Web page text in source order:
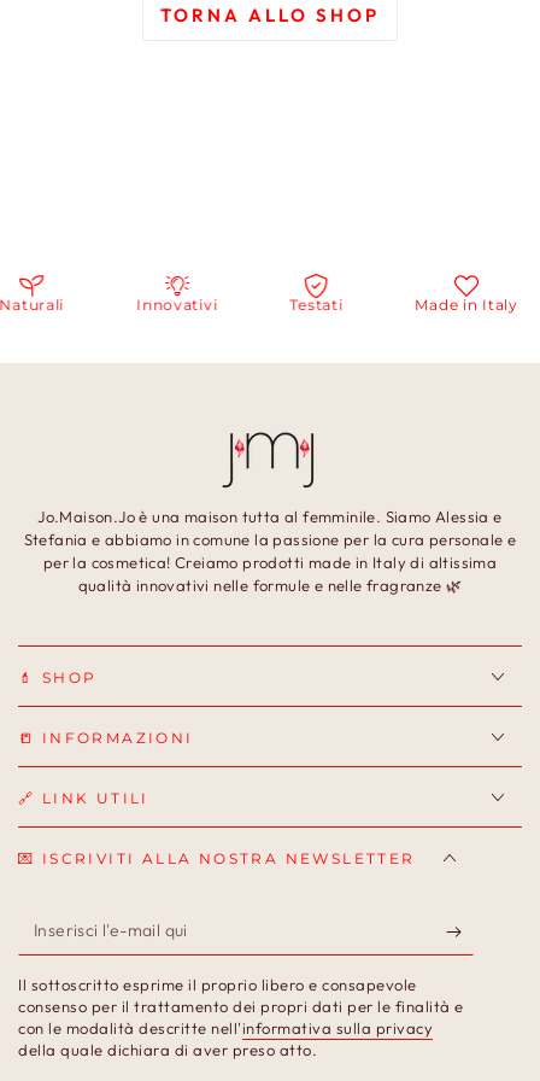
TORNA ALLO SHOP
Innovativi Testati Made in Italy
Jo.Maison.Jo è una maison tutta al femminile. Siamo Alessia e
Stefania e abbiamo in comune la passione per la cura personale e
per la cosmetica! Creiamo prodotti made in Italy di altissima
qualità innovativi nelle formule e nelle fragranze 🌿
💄 SHOP
📒 INFORMAZIONI
🔗 LINK UTILI
💌 ISCRIVITI ALLA NOSTRA NEWSLETTER
Inserisci
l'e-
mail
qui
Il sottoscritto esprime il proprio libero e consapevole
consenso per il trattamento dei propri dati per le finalità e
con le modalità descritte nell'informativa sulla privacy
della quale dichiara di aver preso atto.